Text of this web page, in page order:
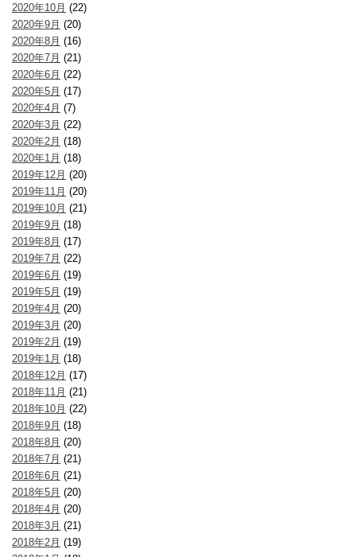
2020年10月 (22)
2020年9月 (20)
2020年8月 (16)
2020年7月 (21)
2020年6月 (22)
2020年5月 (17)
2020年4月 (7)
2020年3月 (22)
2020年2月 (18)
2020年1月 (18)
2019年12月 (20)
2019年11月 (20)
2019年10月 (21)
2019年9月 (18)
2019年8月 (17)
2019年7月 (22)
2019年6月 (19)
2019年5月 (19)
2019年4月 (20)
2019年3月 (20)
2019年2月 (19)
2019年1月 (18)
2018年12月 (17)
2018年11月 (21)
2018年10月 (22)
2018年9月 (18)
2018年8月 (20)
2018年7月 (21)
2018年6月 (21)
2018年5月 (20)
2018年4月 (20)
2018年3月 (21)
2018年2月 (19)